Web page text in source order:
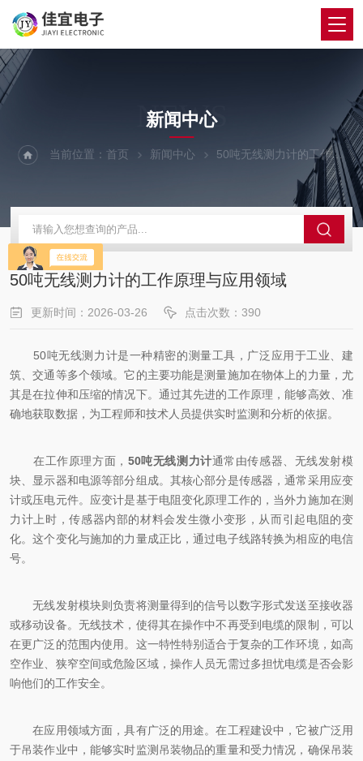
NEWS
新闻中心
当前位置：首页 新闻中心 50吨无线测力计的工作原理与应用领域
50吨无线测力计的工作原理与应用领域
更新时间：2026-03-26 点击次数：390
50吨无线测力计是一种精密的测量工具，广泛应用于工业、建
筑、交通等多个领域。它的主要功能是测量施加在物体上的力量，尤
其是在拉伸和压缩的情况下。通过其先进的工作原理，能够高效、准
确地获取数据，为工程师和技术人员提供实时监测和分析的依据。
在工作原理方面， 50吨无线测力计通常由传感器、无线发射模
块、显示器和电源等部分组成。其核心部分是传感器，通常采用应变
计或压电元件。应变计是基于电阻变化原理工作的，当外力施加在测
力计上时，传感器内部的材料会发生微小变形，从而引起电阻的变
化。这个变化与施加的力量成正比，通过电子线路转换为相应的电信
号。
无线发射模块则负责将测量得到的信号以数字形式发送至接收器
或移动设备。无线技术，使得其在操作中不再受到电缆的限制，可以
在更广泛的范围内使用。这一特性特别适合于复杂的工作环境，如高
空作业、狭窄空间或危险区域，操作人员无需过多担忧电缆是否会影
响他们的工作安全。
在应用领域方面，具有广泛的用途。在工程建设中，它被广泛用
于吊装作业中，能够实时监测吊装物品的重量和受力情况，确保吊装